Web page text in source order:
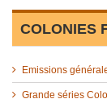
COLONIES
Emissions
Grande séries